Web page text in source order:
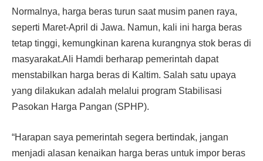
Normalnya, harga beras turun saat musim panen raya,
seperti Maret-April di Jawa. Namun, kali ini harga beras
tetap tinggi, kemungkinan karena kurangnya stok beras di
masyarakat.Ali Hamdi berharap pemerintah dapat
menstabilkan harga beras di Kaltim. Salah satu upaya
yang dilakukan adalah melalui program Stabilisasi
Pasokan Harga Pangan (SPHP).
“Harapan saya pemerintah segera bertindak, jangan
menjadi alasan kenaikan harga beras untuk impor beras